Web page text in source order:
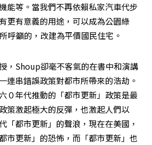
能等。當我們不再依賴私家汽車代步
更有意義的用途，可以成為公園綠
呼籲的，改建為平價國民住宅。
，Shoup卻毫不客氣的在書中和演講
連串錯誤政策對都市所帶來的浩劫。
０年代推動的「都市更新」政策是最
策激起極大的反彈，也激起人們以
「都市更新」的聲浪，現在在美國，
市更新」的恐怖，而「都市更新」也